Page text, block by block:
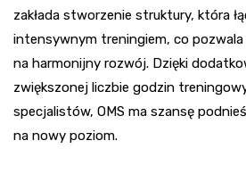
zakłada stworzenie struktury, która
intensywnym treningiem, co
na harmonijny rozwój. Dzięki
zwiększonej liczbie godzin
specjalistów, OMS ma szansę
na nowy poziom.